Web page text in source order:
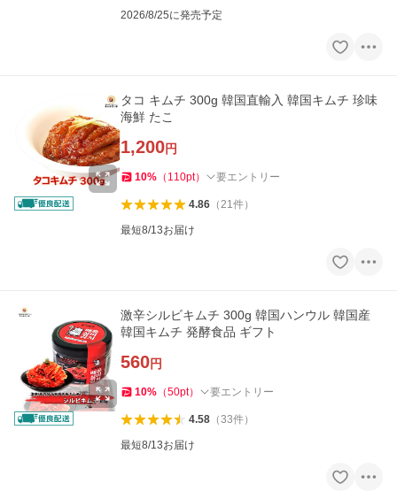
2026/8/25に発売予定
タコ キムチ 300g 韓国直輸入 韓国キムチ 珍味
海鮮 たこ
1,200円
10% （ 110pt） 要エントリー
4.86（21件）
最短8/13お届け
激辛シルビキムチ 300g 韓国ハンウル 韓国産
韓国キムチ 発酵食品 ギフト
560円
10% （50pt） 要エントリー
4.58（33件）
最短8/13お届け